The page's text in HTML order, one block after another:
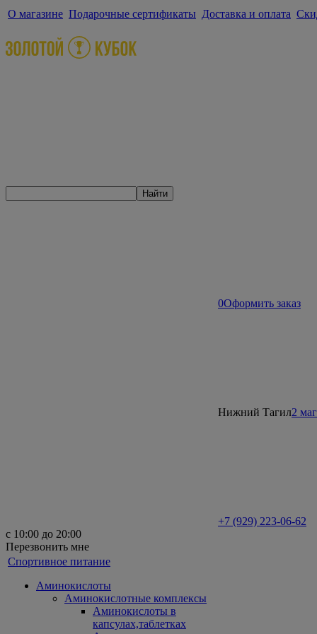
О магазине Подарочные сертификаты Доставка и оплата
Найти
0Оформить заказ
Нижний Тагил2
+7 (929) 223-06-62
с 10:00 до 20:00
Перезвонить мне
Спортивное питание
Аминокислоты
Аминокислотные комплексы
Аминокислоты в
капсулах,таблетках